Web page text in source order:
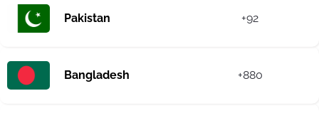
Pakistan +92
Bangladesh +880